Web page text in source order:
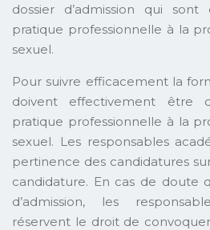
dossier d’admission qui
pratique professionnelle à la
sexuel.
Pour suivre efficacement la
doivent effectivement être
pratique professionnelle à la
sexuel. Les responsables
pertinence des candidatures
candidature. En cas de doute
d’admission, les
réservent le droit de